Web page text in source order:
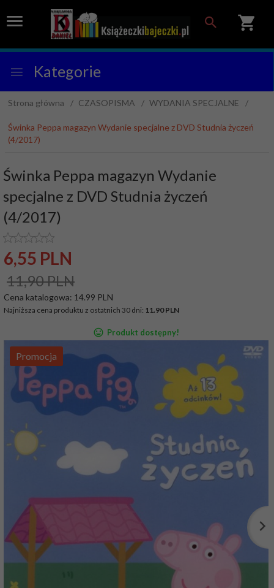
Kategorie
Strona główna CZASOPISMA WYDANIA SPECJALNE
Świnka Peppa magazyn Wydanie specjalne z DVD Studnia życzeń
(4/2017)
Świnka Peppa magazyn Wydanie
specjalne z DVD Studnia życzeń
(4/2017)
6,55 PLN
11,90 PLN
Cena katalogowa: 14.99 PLN
Najniższa cena produktu z ostatnich 30 dni: 11.90 PLN
Produkt dostępny!
Promocja